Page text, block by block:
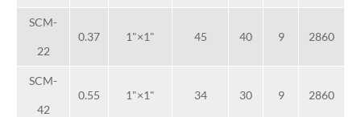
SCM-
22
0.37 1"×1" 45 40 9 2860
SCM-
42
0.55 1"×1" 34 30 9 2860